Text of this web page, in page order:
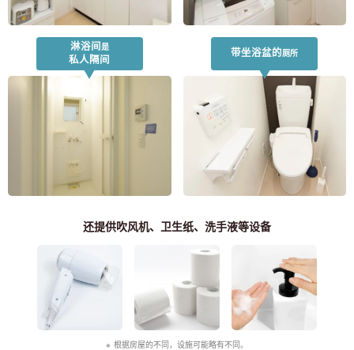
淋浴间是
私人隔间
带坐浴盆的厕所
还提供吹风机、卫生纸、洗手液等设备
根据房屋的不同，设施可能略有不同。